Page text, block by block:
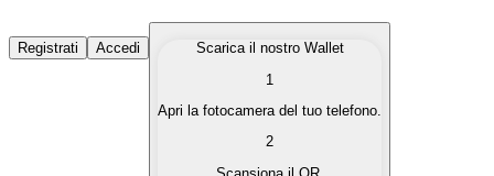
Acquista Criptovalute
Acquista le criptovalute che ti interessano in modo
Converti le tue criptovalute in valuta fiat quando ne hai
Registrati Accedi
Scarica il nostro Wallet
1
Apri la fotocamera del tuo telefono.
2